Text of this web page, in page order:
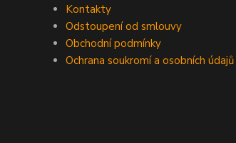
Kontakty
Odstoupení od smlouvy
Obchodní podmínky
Ochrana soukromí a osobních údajů